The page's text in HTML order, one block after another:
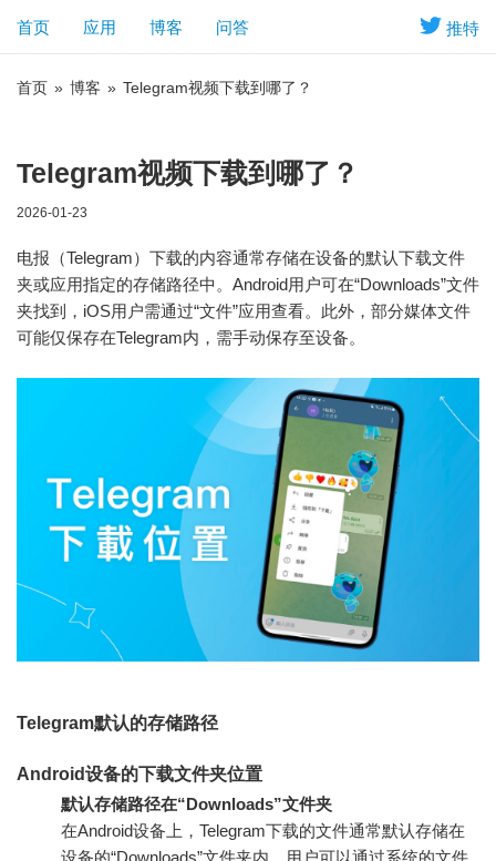
推特
首页 应用 博客 问答
首页 » 博客 » Telegram视频下载到哪了？
Telegram视频下载到哪了？
2026-01-23
电报（Telegram）下载的内容通常存储在设备的默认下载文件
夹或应用指定的存储路径中。Android用户可在“Downloads”文件
夹找到，iOS用户需通过“文件”应用查看。此外，部分媒体文件
可能仅保存在Telegram内，需手动保存至设备。
Telegram默认的存储路径
Android设备的下载文件夹位置
默认存储路径在“Downloads”文件夹
在Android设备上，Telegram下载的文件通常默认存储在
设备的“Downloads”文件夹内。用户可以通过系统的文件